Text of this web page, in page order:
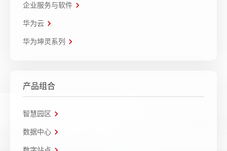
企业服务与软件
华为云
华为坤灵系列
产品组合
智慧园区
数据中心